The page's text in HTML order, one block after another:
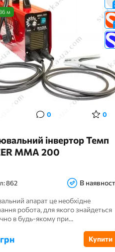
м
0 0
інвертор Темп
ММА 200
862 В
апарат це необхідне
робота, для якого знайдеться
в будь-якому при...
Купити